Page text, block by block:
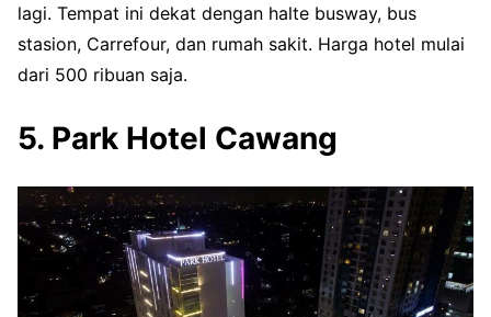
lagi. Tempat ini dekat dengan halte busway, bus
stasion, Carrefour, dan rumah sakit. Harga hotel mulai
dari 500 ribuan saja.
5. Park Hotel Cawang